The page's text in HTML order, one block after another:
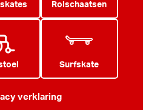
Rolschaatsen
Surfskate
verklaring